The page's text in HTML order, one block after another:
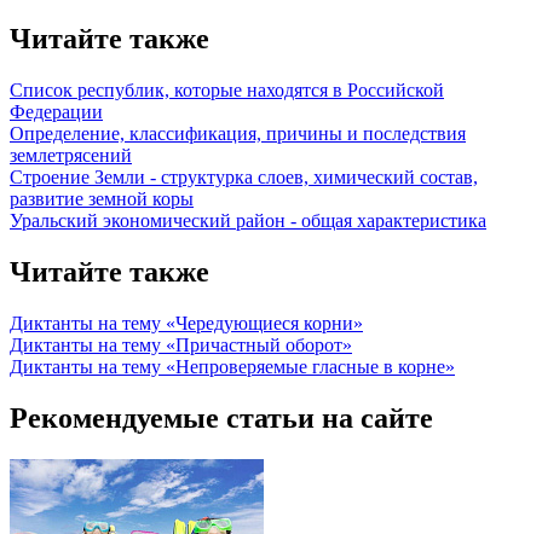
Читайте также
Список республик, которые находятся в Российской
Федерации
Определение, классификация, причины и последствия
землетрясений
Строение Земли - структурка слоев, химический состав,
развитие земной коры
Уральский экономический район - общая характеристика
Читайте также
Диктанты на тему «Чередующиеся корни»
Диктанты на тему «Причастный оборот»
Диктанты на тему «Непроверяемые гласные в корне»
Рекомендуемые статьи на сайте